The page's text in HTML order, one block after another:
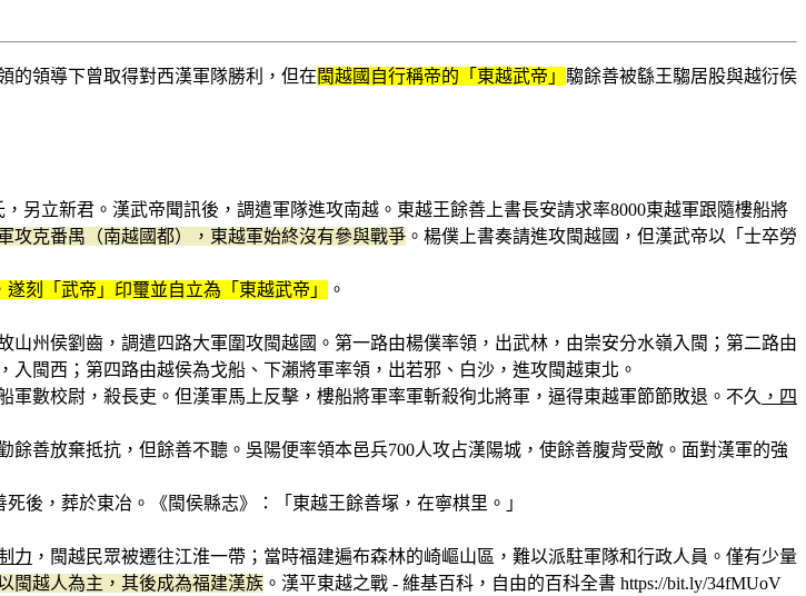
的領導下曾取得對西漢軍隊勝利，但在閩越國自行稱帝的「東越武帝」 騶餘善被繇王騶居股與越衍侯
另立新君。漢武帝聞訊後，調遣軍隊進攻南越。東越王餘善上書長安請求率8000東越軍跟隨樓船將
攻克番禺（南越國都），東越軍始終沒有參與戰爭 。楊僕上書奏請進攻閩越國，但漢武帝以「士卒勞
刻「武帝」印璽並自立為「東越武帝」
。
山州侯劉齒，調遣四路大軍圍攻閩越國。第一路由楊僕率領，出武林，由崇安分水嶺入閩；第二路由
閩西；第四路由越侯為戈船、下瀨將軍率領，出若邪、白沙，進攻閩越東北。
數校尉，殺長吏。但漢軍馬上反擊，樓船將軍率軍斬殺徇北將軍，逼得東越軍節節敗退。不久 ，四
善放棄抵抗，但餘善不聽。吳陽便率領本邑兵700人攻占漢陽城，使餘善腹背受敵。面對漢軍的強
後，葬於東冶。《閩侯縣志》：「東越王餘善塚，在寧棋里。」
力 ，閩越民眾被遷往江淮一帶；當時福建遍布森林的崎嶇山區，難以派駐軍隊和行政人員。僅有少量
閩越人為主，其後成為福建漢族 。漢平東越之戰 - 維基百科，自由的百科全書 https://bit.ly/34fMUoV